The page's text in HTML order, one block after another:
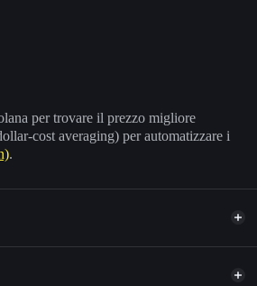
per trovare il prezzo migliore
cost averaging) per automatizzare i
.